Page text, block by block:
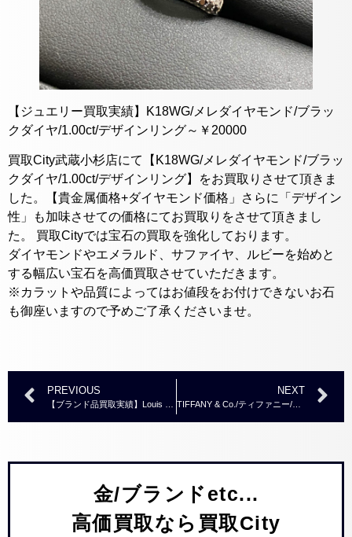
【ジュエリー買取実績】K18WG/メレダイヤモンド/ブラッ
クダイヤ/1.00ct/デザインリング～￥20000
買取City武蔵小杉店にて【K18WG/メレダイヤモンド/ブラッ
クダイヤ/1.00ct/デザインリング】をお買取りさせて頂きま
した。【貴金属価格+ダイヤモンド価格」さらに「デザイン
性」も加味させての価格にてお買取りをさせて頂きまし
た。 買取Cityでは宝石の買取を強化しております。
ダイヤモンドやエメラルド、サファイヤ、ルビーを始めと
する幅広い宝石を高価買取させていただきます。
※カラットや品質によってはお値段をお付けできないお石
も御座いますので予めご了承くださいませ。
PREVIOUS NEXT
TIFFANY & Co./ティファニー/750/ダイヤモンドスクエアラップ/リング～￥145000
金/ブランドetc...
高価買取なら買取City